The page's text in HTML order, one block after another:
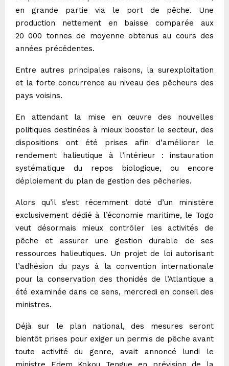
en grande partie via le port de pêche. Une
production nettement en baisse comparée aux
20 000 tonnes de moyenne obtenus au cours des
années précédentes.
Entre autres principales raisons, la surexploitation
et la forte concurrence au niveau des pêcheurs des
pays voisins.
En attendant la mise en œuvre des nouvelles
politiques destinées à mieux booster le secteur, des
dispositions ont été prises afin d’améliorer le
rendement halieutique à l’intérieur : instauration
systématique du repos biologique, ou encore
déploiement du plan de gestion des pêcheries.
Alors qu’il s’est récemment doté d’un ministère
exclusivement dédié à l’économie maritime, le Togo
veut désormais mieux contrôler les activités de
pêche et assurer une gestion durable de ses
ressources halieutiques. Un projet de loi autorisant
l’adhésion du pays à la convention internationale
pour la conservation des thonidés de l’Atlantique a
été examinée dans ce sens, mercredi en conseil des
ministres.
Déjà sur le plan national, des mesures seront
bientôt prises pour exiger un permis de pêche avant
toute activité du genre, avait annoncé lundi le